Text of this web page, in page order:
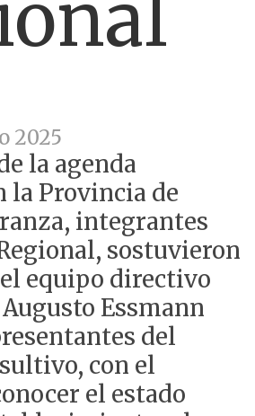
2025
la agenda
Provincia de
integrantes
sostuvieron
equipo directivo
Essmann
del
con el
el estado